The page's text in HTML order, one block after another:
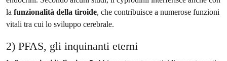
la funzionalità della tiroide, che contribuisce a numerose funzioni
vitali tra cui lo sviluppo cerebrale.
2) PFAS, gli inquinanti eterni